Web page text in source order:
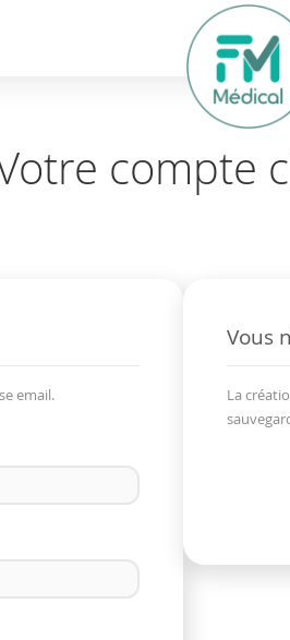
compte
email.
Vous
La